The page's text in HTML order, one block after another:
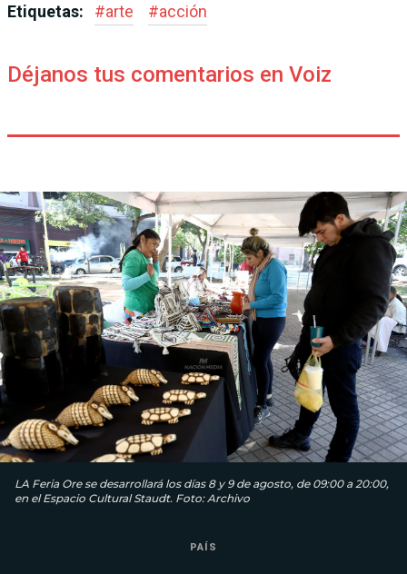
Etiquetas: #arte #acción
Déjanos tus comentarios en Voiz
LA Feria Ore se desarrollará los días 8 y 9 de agosto, de 09:00 a 20:00,
en el Espacio Cultural Staudt. Foto: Archivo
PAÍS